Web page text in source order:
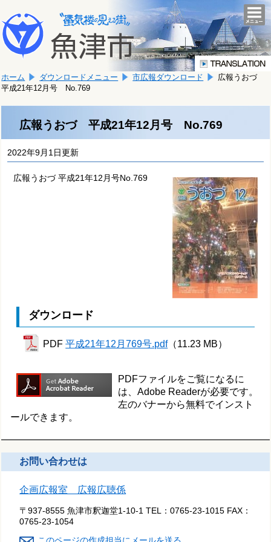
文
へ
移
ま
す。
こ
か
文
で
す。
ホーム ダウンロードメニュー 市広報ダウンロード
広報うおづ
平成21年12月号 No.769
広報うおづ 平成21年12月号 No.769
2022年9月1日更新
広報うおづ 平成21年12月号No.769
ダウンロード
PDF平成21年12月769号.pdf（11.23 MB）
PDFファイルをご覧になるに
は、Adobe Readerが必要です。
左のバナーから無料でインスト
ールできます。
お問い合わせは
企画広報室 広報広聴係
〒937-8555 魚津市釈迦堂1-10-1 TEL：0765-23-1015 FAX：
0765-23-1054